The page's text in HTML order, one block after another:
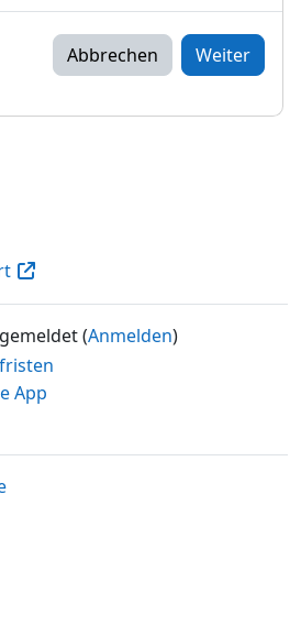
Abbrechen Weiter
(Anmelden)
App